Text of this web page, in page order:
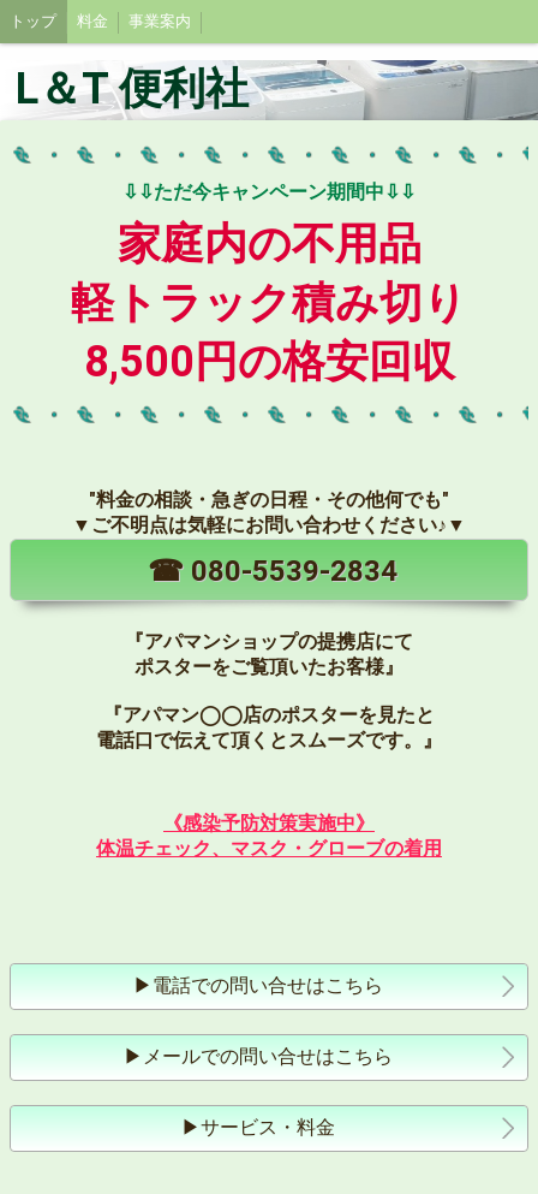
トップ 料金 事業案内
L＆T 便利社
⇩⇩ただ今キャンペーン期間中⇩⇩
家庭内の不用品
軽トラック積み切り
8,500円の格安回収
″料金の相談・急ぎの日程・その他何でも″
▼ご不明点は気軽にお問い合わせください♪▼
☎︎ 080-5539-2834
『アパマンショップの提携店にて
ポスターをご覧頂いたお客様』
『アパマン◯◯店のポスターを見たと
電話口で伝えて頂くとスムーズです。』
《感染予防対策実施中》
体温チェック、マスク・グローブの着用
▶︎電話での問い合せはこちら
▶︎メールでの問い合せはこちら
▶︎サービス・料金